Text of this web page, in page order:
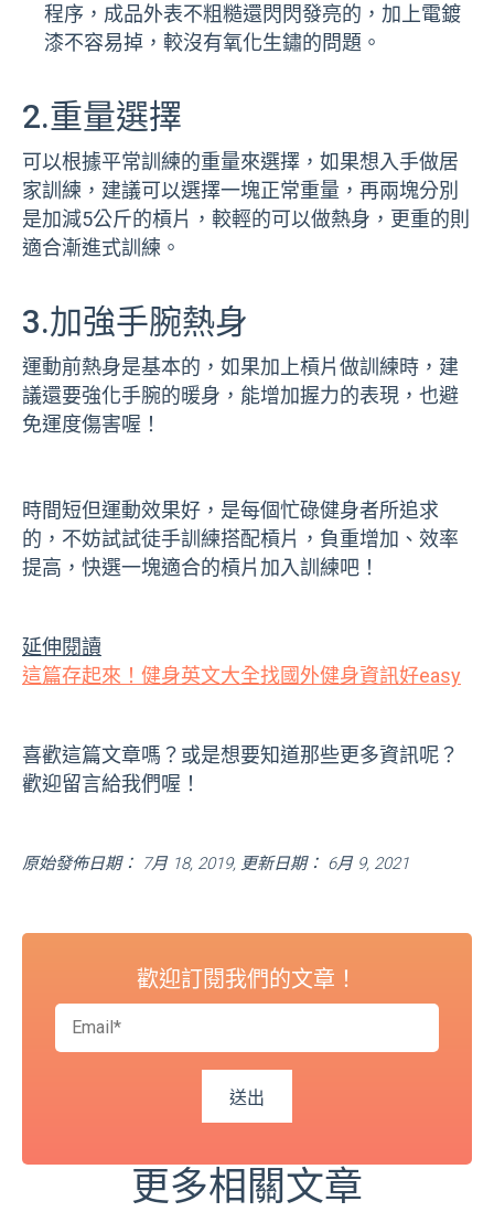
程序，成品外表不粗糙還閃閃發亮的，加上電鍍
漆不容易掉，較沒有氧化生鏽的問題。
2.重量選擇
可以根據平常訓練的重量來選擇，如果想入手做居
家訓練，建議可以選擇一塊正常重量，再兩塊分別
是加減5公斤的槓片，較輕的可以做熱身，更重的則
適合漸進式訓練。
3.加強手腕熱身
運動前熱身是基本的，如果加上槓片做訓練時，建
議還要強化手腕的暖身，能增加握力的表現，也避
免運度傷害喔！
時間短但運動效果好，是每個忙碌健身者所追求
的，不妨試試徒手訓練搭配槓片，負重增加、效率
提高，快選一塊適合的槓片加入訓練吧！
延伸閱讀
這篇存起來！健身英文大全找國外健身資訊好easy
喜歡這篇文章嗎？或是想要知道那些更多資訊呢？
歡迎留言給我們喔！
原始發佈日期： 7月 18, 2019, 更新日期： 6月 9, 2021
歡迎訂閱我們的文章！
更多相關文章